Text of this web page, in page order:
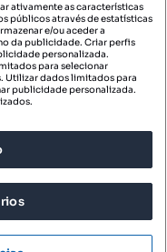
S.A.
ativamente as características
públicos através de estatísticas
e/ou aceder a
da publicidade. Criar perfis
personalizada.
para selecionar
Utilizar dados limitados para
publicidade personalizada.